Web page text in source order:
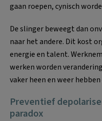
gaan roepen, cynisch
De slinger beweegt dan
naar het andere. Dit kost
energie en talent.
werken worden
vaker heen en weer
Preventief
paradox